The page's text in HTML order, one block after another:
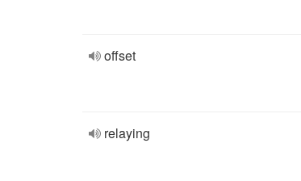
offset
relaying